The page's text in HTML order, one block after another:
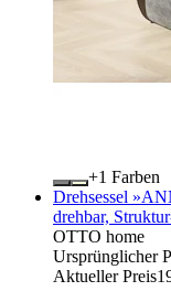
+
Farben
Drehsessel
drehbar,
OTTO home
Ursprünglicher
Aktueller Preis